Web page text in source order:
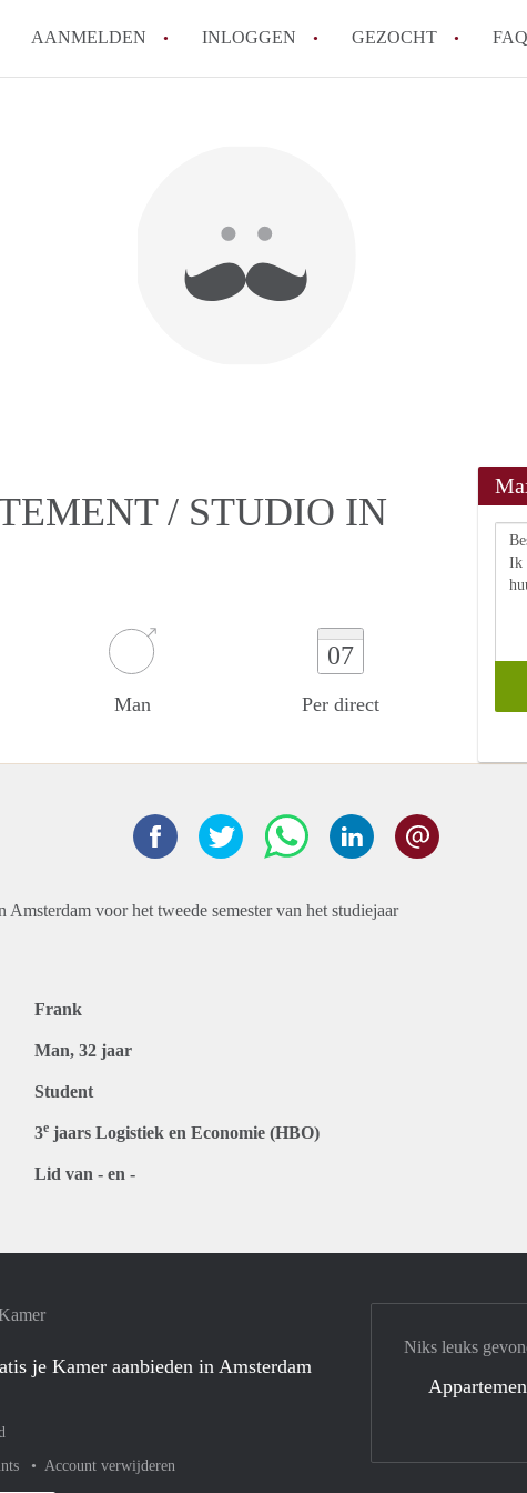
AANMELDEN INLOGGEN GEZOCHT FAQ
Wat is een studentenkamer in
/ STUDIO IN
Man
07
Per direct
voor het tweede semester van het studiejaar
Frank
Man, 32 jaar
Student
3e jaars Logistiek en Economie (HBO)
Lid van - en -
je Kamer aanbieden in Amsterdam
Account verwijderen
Niks leuks